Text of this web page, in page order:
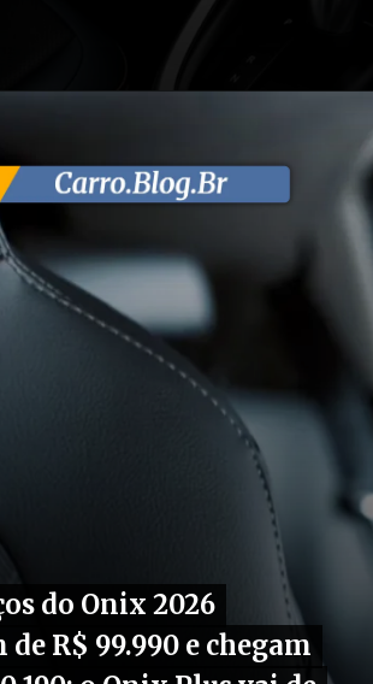
do Onix 2026
R$ 99.990 e chegam
do Onix 2026
R$ 99.990 e chegam